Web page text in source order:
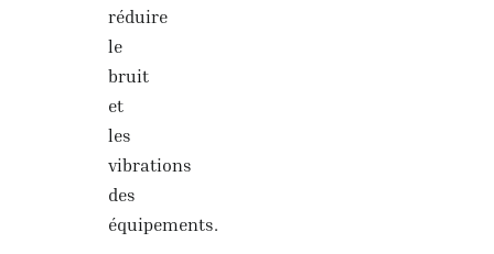
réduire
le
bruit
et
les
vibrations
des
équipements.